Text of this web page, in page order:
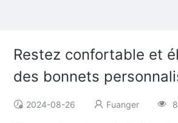
Restez confortable et
des bonnets
2024-08-26 Fuanger